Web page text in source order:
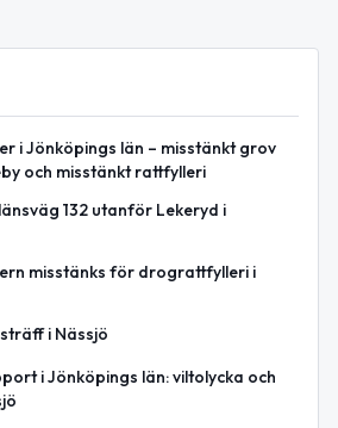
i Jönköpings län – misstänkt grov
och misstänkt rattfylleri
132 utanför Lekeryd i
misstänks för drograttfylleri i
i Nässjö
i Jönköpings län: viltolycka och